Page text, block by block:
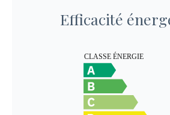
Efficacité